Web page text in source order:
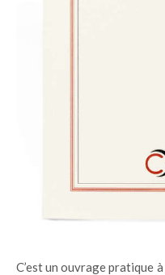
C’est un ouvrage pratique